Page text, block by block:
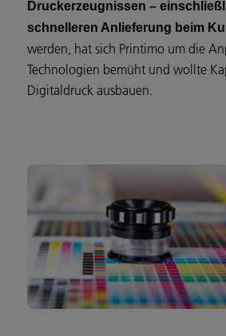
Druckerzeugnissen –
schnelleren Anlieferung beim
werden, hat sich Printimo um die
Technologien bemüht und wollte
Digitaldruck ausbauen.